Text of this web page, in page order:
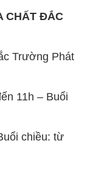
CHẤT ĐẮC
Trường Phát
11h – Buổi
chiều: từ